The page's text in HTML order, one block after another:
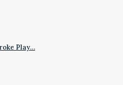
Play…